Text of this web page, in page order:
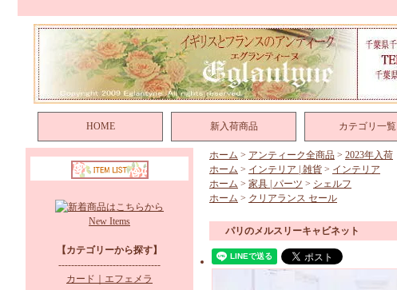
HOME 新入荷商品 カテゴリ一覧
New Items
【カテゴリーから探す】
--------------------------------
カード｜エフェメラ
ホーム > アンティーク全商品 > 2023年入荷
ホーム > インテリア | 雑貨 > インテリア
ホーム > 家具 | パーツ > シェルフ
ホーム > クリアランス セール
パリのメルスリーキャビネット